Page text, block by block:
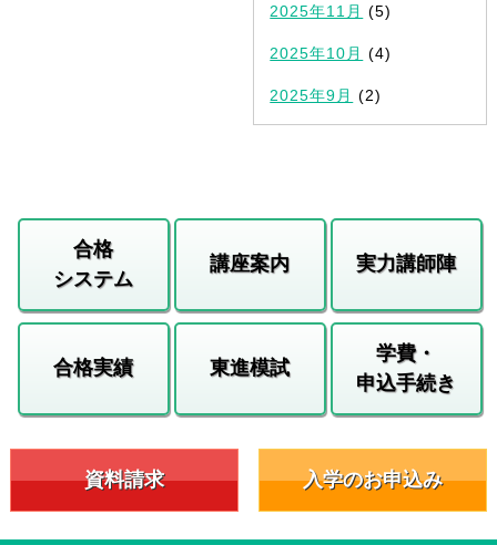
2025年11月 (5)
2025年10月 (4)
2025年9月 (2)
合格
システム
講座案内 実力講師陣
合格実績 東進模試
学費・
申込手続き
資料請求 入学のお申込み